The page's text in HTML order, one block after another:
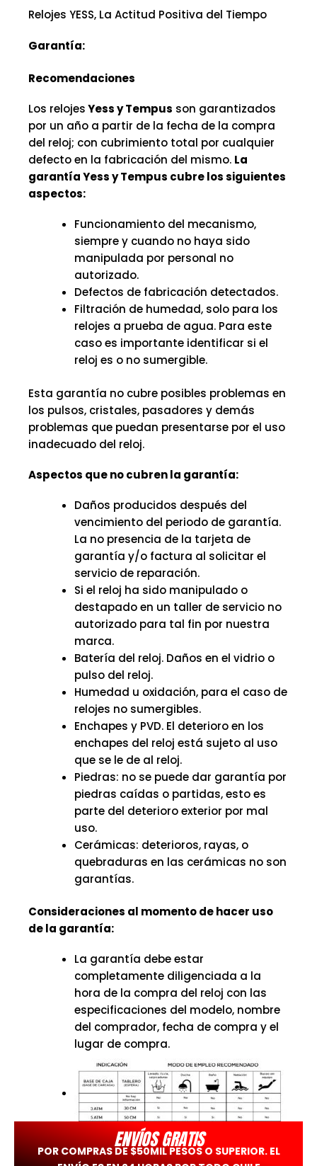
Relojes YESS, La Actitud Positiva del Tiempo
Garantía:
Recomendaciones
Los relojesYess y Tempus son garantizados
por un año a partir de la fecha de la compra
del reloj; con cubrimiento total por cualquier
defecto en la fabricación del mismo. La
garantía Yess y Tempus cubre los siguientes
aspectos:
Funcionamiento del mecanismo,
siempre y cuando no haya sido
manipulada por personal no
autorizado.
Defectos de fabricación detectados.
Filtración de humedad, solo para los
relojes a prueba de agua. Para este
caso es importante identificar si el
reloj es o no sumergible.
Esta garantía no cubre posibles problemas en
los pulsos, cristales, pasadores y demás
problemas que puedan presentarse por el uso
inadecuado del reloj.
Aspectos que no cubren la garantía:
Daños producidos después del
vencimiento del periodo de garantía.
La no presencia de la tarjeta de
garantía y/o factura al solicitar el
servicio de reparación.
Si el reloj ha sido manipulado o
destapado en un taller de servicio no
autorizado para tal fin por nuestra
marca.
Batería del reloj. Daños en el vidrio o
pulso del reloj.
Humedad u oxidación, para el caso de
relojes no sumergibles.
Enchapes y PVD. El deterioro en los
enchapes del reloj está sujeto al uso
que se le de al reloj.
Piedras: no se puede dar garantía por
piedras caídas o partidas, esto es
parte del deterioro exterior por mal
uso.
Cerámicas: deterioros, rayas, o
quebraduras en las cerámicas no son
garantías.
Consideraciones al momento de hacer uso
de la garantía:
La garantía debe estar
completamente diligenciada a la
hora de la compra del reloj con las
especificaciones del modelo, nombre
del comprador, fecha de compra y el
lugar de compra.
ENVÍOS GRATIS
POR COMPRAS DE $50MIL PESOS O SUPERIOR. EL